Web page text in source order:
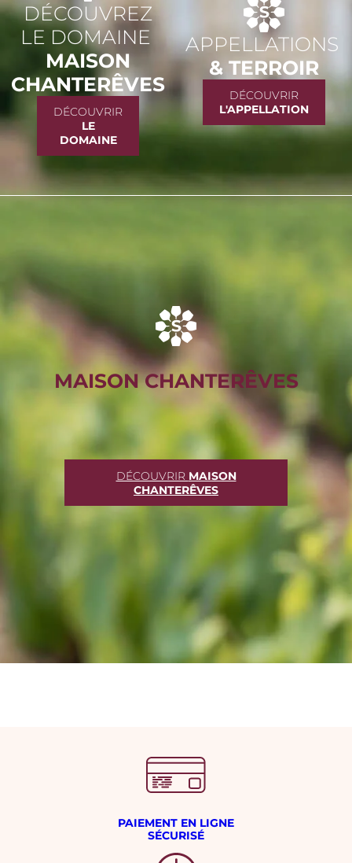
DÉCOUVREZ
LE DOMAINE
MAISON
CHANTERÊVES
DÉCOUVRIR
LE
DOMAINE
APPELLATIONS
& TERROIR
DÉCOUVRIR
L'APPELLATION
MAISON CHANTERÊVES
DÉCOUVRIR MAISON
CHANTERÊVES
PAIEMENT EN LIGNE
SÉCURISÉ